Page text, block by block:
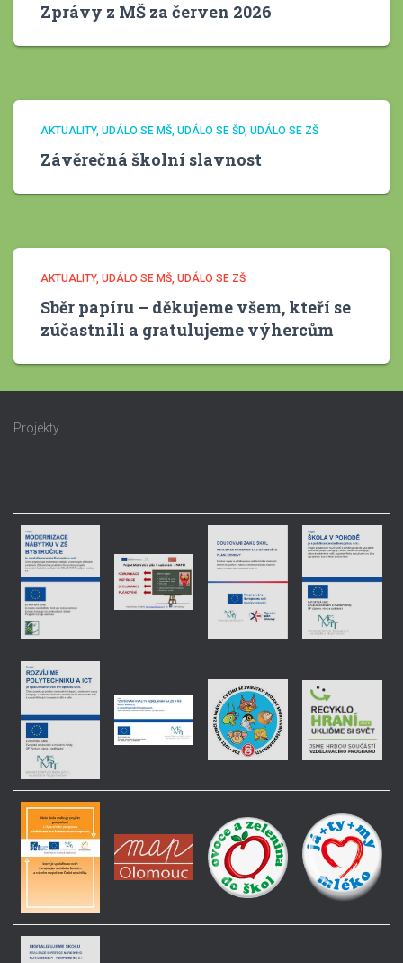
Zprávy z MŠ za červen 2026
AKTUALITY UDÁLO SE MŠ UDÁLO SE ŠD UDÁLO SE ZŠ
Závěrečná školní slavnost
AKTUALITY UDÁLO SE MŠ UDÁLO SE ZŠ
Sběr papíru – děkujeme všem, kteří se
zúčastnili a gratulujeme výhercům
Projekty